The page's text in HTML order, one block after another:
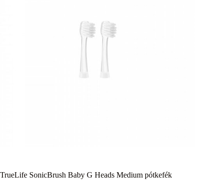
TrueLife SonicBrush Baby G Heads Medium pótkefék